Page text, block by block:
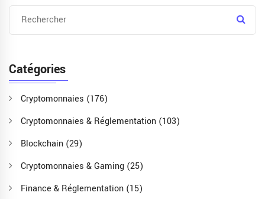
Catégories
Cryptomonnaies (176)
Cryptomonnaies & Réglementation (103)
Blockchain (29)
Cryptomonnaies & Gaming (25)
Finance & Réglementation (15)